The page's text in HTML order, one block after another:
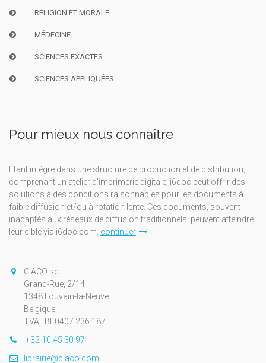
RELIGION ET MORALE
MÉDECINE
SCIENCES EXACTES
SCIENCES APPLIQUÉES
Pour mieux nous connaître
Étant intégré dans une structure de production et de distribution,
comprenant un atelier d'imprimerie digitale, i6doc peut offrir des
solutions à des conditions raisonnables pour les documents à
faible diffusion et/ou à rotation lente. Ces documents, souvent
inadaptés aux réseaux de diffusion traditionnels, peuvent atteindre
leur cible via i6doc.com. continuer
CIACO sc
Grand-Rue, 2/14
1348 Louvain-la-Neuve
Belgique
TVA : BE0407.236.187
+32 10 45 30 97
librairie@ciaco.com